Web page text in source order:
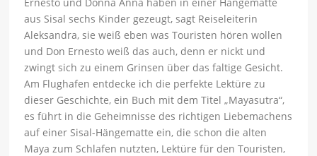
aus Sisal sechs Kinder gezeugt, sagt Reiseleiterin
Aleksandra, sie weiß eben was Touristen hören wollen
und Don Ernesto weiß das auch, denn er nickt und
zwingt sich zu einem Grinsen über das faltige Gesicht.
Am Flughafen entdecke ich die perfekte Lektüre zu
dieser Geschichte, ein Buch mit dem Titel „Mayasutra“,
es führt in die Geheimnisse des richtigen Liebemachens
auf einer Sisal-Hängematte ein, die schon die alten
Maya zum Schlafen nutzten, Lektüre für den Touristen,